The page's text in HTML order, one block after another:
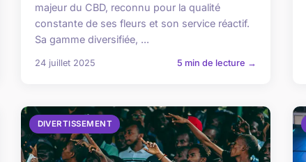
majeur du CBD, reconnu pour la qualité
constante de ses fleurs et son service réactif.
Sa gamme diversifiée, ...
24 juillet 2025 5 min de lecture →
DIVERTISSEMENT